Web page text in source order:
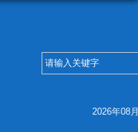
2026年08